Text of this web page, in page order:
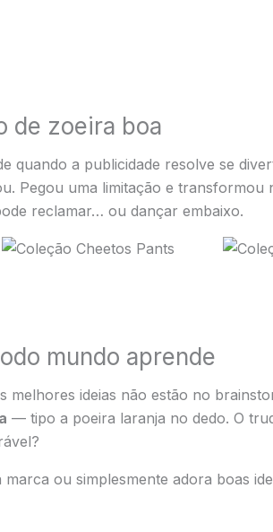
de zoeira boa
quando a publicidade resolve se
Pegou uma limitação e
reclamar… ou dançar embaixo.
mundo aprende
melhores ideias não estão no
— tipo a poeira laranja no dedo. O
ou simplesmente adora boas